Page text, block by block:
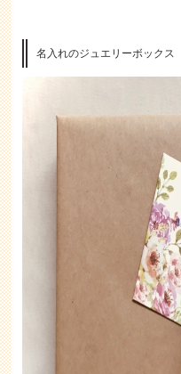
名入れのジュエリーボックス